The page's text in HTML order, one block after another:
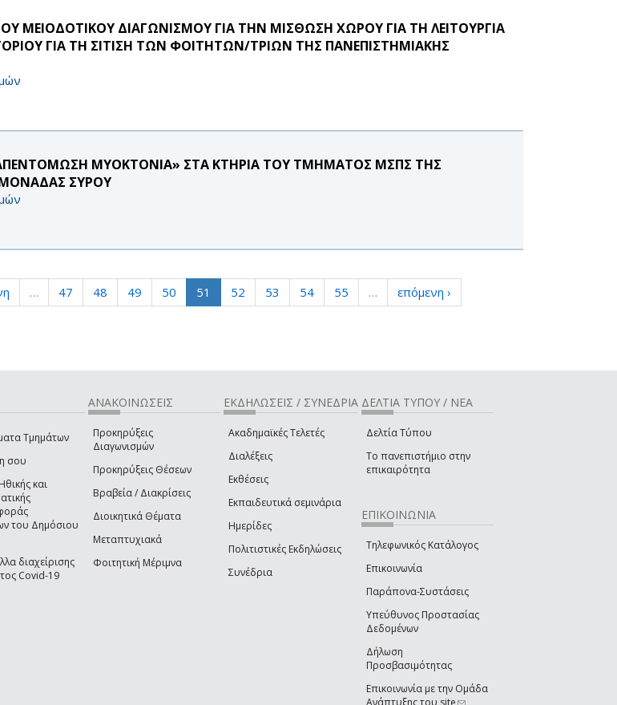
ΜΕΙΟΔΟΤΙΚΟΥ ΔΙΑΓΩΝΙΣΜΟΥ ΓΙΑ ΤΗΝ ΜΙΣΘΩΣΗ ΧΩΡΟΥ ΓΙΑ ΤΗ ΛΕΙΤΟΥΡΓΙΑ
ΓΙΑ ΤΗ ΣΙΤΙΣΗ ΤΩΝ ΦΟΙΤΗΤΩΝ/ΤΡΙΩΝ ΤΗΣ ΠΑΝΕΠΙΣΤΗΜΙΑΚΗΣ
ΜΥΟΚΤΟΝΙΑ» ΣΤΑ ΚΤΗΡΙΑ ΤΟΥ ΤΜΗΜΑΤΟΣ ΜΣΠΣ ΤΗΣ
ΣΥΡΟΥ
… 47 48 49 50 51 52 53 54 55 …
επόμενη ›
Τμημάτων
σου
και
του Δημόσιου
διαχείρισης
Covid-19
ΑΝΑΚΟΙΝΩΣΕΙΣ
Προκηρύξεις
Διαγωνισμών
Προκηρύξεις Θέσεων
Βραβεία / Διακρίσεις
Διοικητικά Θέματα
Μεταπτυχιακά
Φοιτητική Μέριμνα
ΕΚΔΗΛΩΣΕΙΣ / ΣΥΝΕΔΡΙΑ
Ακαδημαϊκές Τελετές
Διαλέξεις
Εκθέσεις
Εκπαιδευτικά σεμινάρια
Ημερίδες
Πολιτιστικές Εκδηλώσεις
Συνέδρια
ΔΕΛΤΙΑ ΤΥΠΟΥ / ΝΕΑ
Δελτία Τύπου
Το πανεπιστήμιο στην
επικαιρότητα
ΕΠΙΚΟΙΝΩΝΙΑ
Τηλεφωνικός Κατάλογος
Επικοινωνία
Παράπονα-Συστάσεις
Υπεύθυνος Προστασίας
Δεδομένων
Δήλωση
Προσβασιμότητας
Επικοινωνία με την Ομάδα
Ανάπτυξης του site(link sends e-mail)